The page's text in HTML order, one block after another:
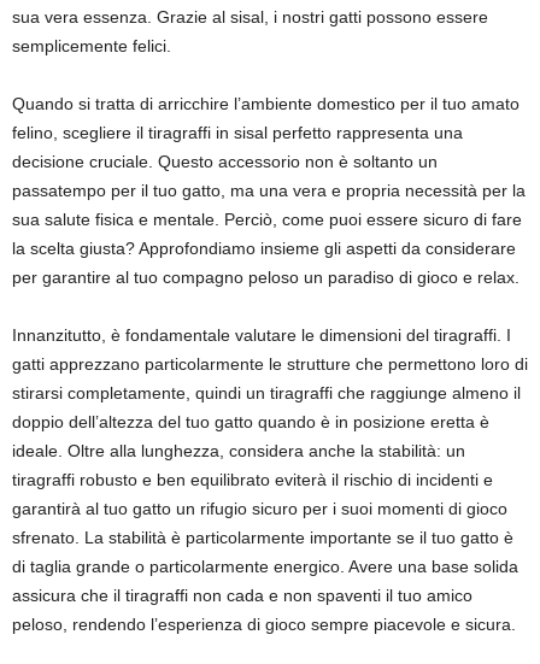
sua vera essenza. Grazie al sisal, i nostri gatti possono essere
semplicemente felici.
Quando si tratta di arricchire l’ambiente domestico per il tuo amato
felino, scegliere il tiragraffi in sisal perfetto rappresenta una
decisione cruciale. Questo accessorio non è soltanto un
passatempo per il tuo gatto, ma una vera e propria necessità per la
sua salute fisica e mentale. Perciò, come puoi essere sicuro di fare
la scelta giusta? Approfondiamo insieme gli aspetti da considerare
per garantire al tuo compagno peloso un paradiso di gioco e relax.
Innanzitutto, è fondamentale valutare le dimensioni del tiragraffi. I
gatti apprezzano particolarmente le strutture che permettono loro di
stirarsi completamente, quindi un tiragraffi che raggiunge almeno il
doppio dell’altezza del tuo gatto quando è in posizione eretta è
ideale. Oltre alla lunghezza, considera anche la stabilità: un
tiragraffi robusto e ben equilibrato eviterà il rischio di incidenti e
garantirà al tuo gatto un rifugio sicuro per i suoi momenti di gioco
sfrenato. La stabilità è particolarmente importante se il tuo gatto è
di taglia grande o particolarmente energico. Avere una base solida
assicura che il tiragraffi non cada e non spaventi il tuo amico
peloso, rendendo l’esperienza di gioco sempre piacevole e sicura.